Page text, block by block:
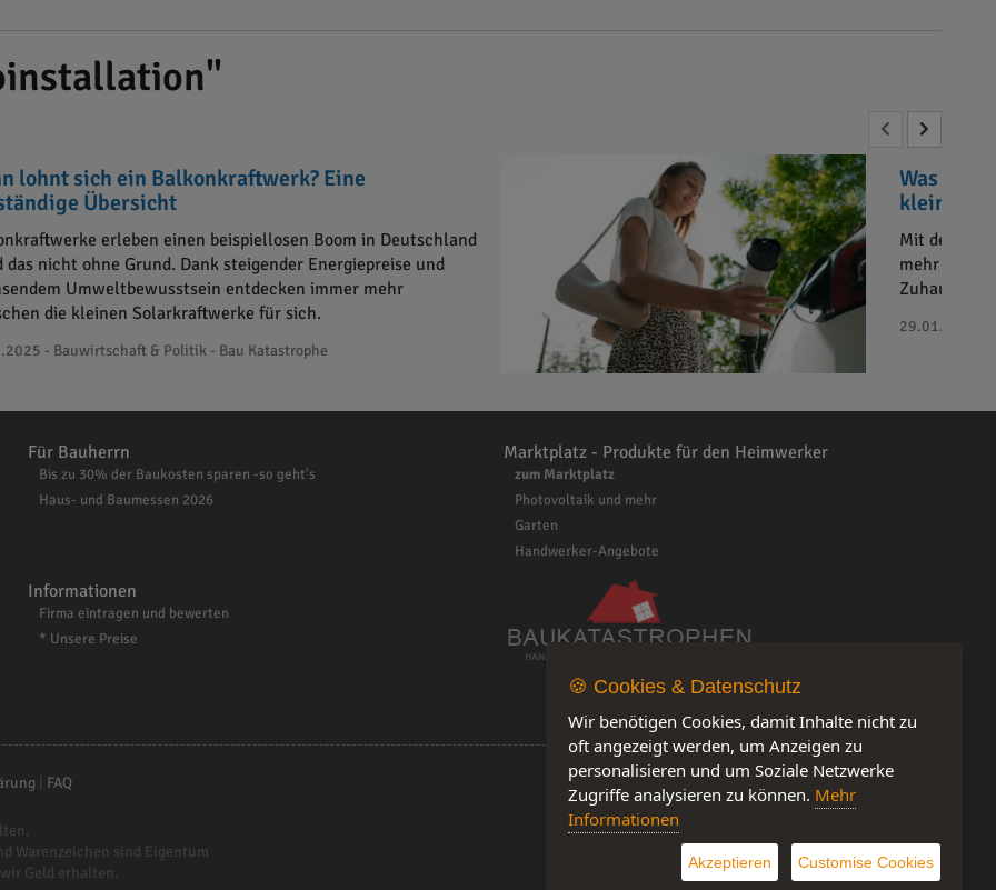
lohnt sich ein Balkonkraftwerk? Eine
Übersicht
erleben einen beispiellosen Boom in Deutschland
das nicht ohne Grund. Dank steigender Energiepreise und
Umweltbewusstsein entdecken immer mehr
die kleinen Solarkraftwerke für sich.
- Bauwirtschaft & Politik - Bau Katastrophe
Was sind
kleiner
Mit der
mehr
Zuhause?
29.01.2025 -
Für Bauherrn
Bis zu 30% der Baukosten sparen -so geht's
Haus- und Baumessen 2026
Marktplatz - Produkte für den Heimwerker
zum Marktplatz
Photovoltaik und mehr
Garten
Handwerker-Angebote
Informationen
Firma eintragen und bewerten
* Unsere Preise
| FAQ
Warenzeichen sind Eigentum
Geld erhalten.
🍪 Cookies & Datenschutz
Wir benötigen Cookies, damit Inhalte nicht zu
oft angezeigt werden, um Anzeigen zu
personalisieren und um Soziale Netzwerke
Zugriffe analysieren zu können. Mehr
Informationen
Akzeptieren Customise Cookies